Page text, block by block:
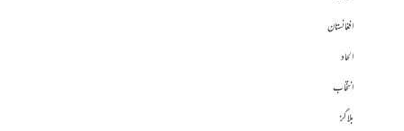
افغانستان
الحاد
انتخاب
بلاگز